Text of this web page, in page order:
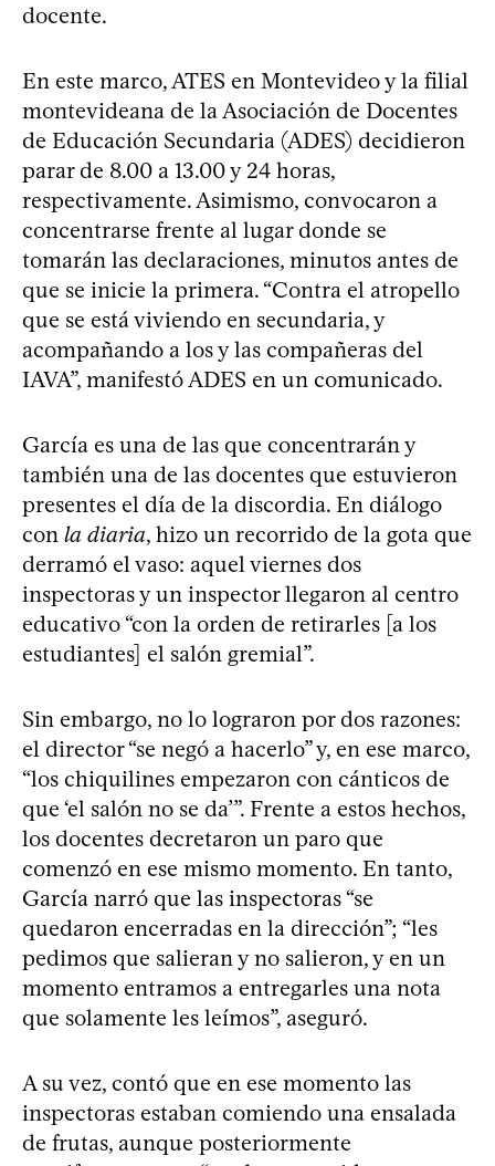
docente.
En este marco, ATES en Montevideo y la filial
montevideana de la Asociación de Docentes
de Educación Secundaria (ADES) decidieron
parar de 8.00 a 13.00 y 24 horas,
respectivamente. Asimismo, convocaron a
concentrarse frente al lugar donde se
tomarán las declaraciones, minutos antes de
que se inicie la primera. “Contra el atropello
que se está viviendo en secundaria, y
acompañando a los y las compañeras del
IAVA”, manifestó ADES en un comunicado.
García es una de las que concentrarán y
también una de las docentes que estuvieron
presentes el día de la discordia. En diálogo
con la diaria, hizo un recorrido de la gota que
derramó el vaso: aquel viernes dos
inspectoras y un inspector llegaron al centro
educativo “con la orden de retirarles [a los
estudiantes] el salón gremial”.
Sin embargo, no lo lograron por dos razones:
el director “se negó a hacerlo” y, en ese marco,
“los chiquilines empezaron con cánticos de
que ‘el salón no se da’”. Frente a estos hechos,
los docentes decretaron un paro que
comenzó en ese mismo momento. En tanto,
García narró que las inspectoras “se
quedaron encerradas en la dirección”; “les
pedimos que salieran y no salieron, y en un
momento entramos a entregarles una nota
que solamente les leímos”, aseguró.
A su vez, contó que en ese momento las
inspectoras estaban comiendo una ensalada
de frutas, aunque posteriormente